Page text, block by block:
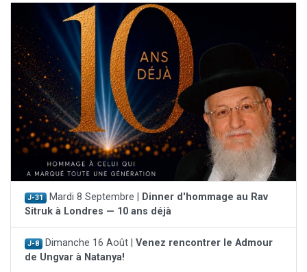
J-31 Mardi 8 Septembre |
Dinner d'hommage au Rav
Sitruk à Londres — 10 ans déjà
J-8 Dimanche 16 Août | Venez rencontrer le Admour
de Ungvar à Natanya!